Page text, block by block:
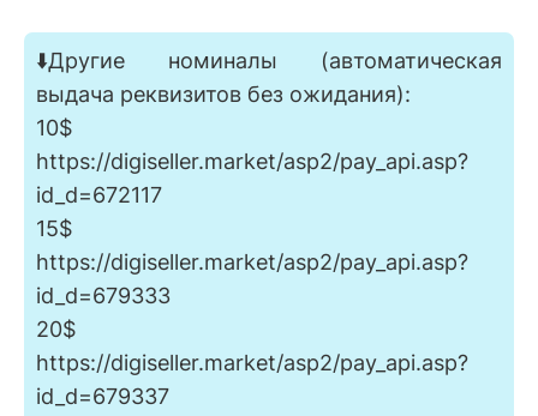
⬇️Другие номиналы (автоматическая
выдача реквизитов без ожидания):
10$
https://digiseller.market/asp2/pay_api.asp?
id_d=672117
15$
https://digiseller.market/asp2/pay_api.asp?
id_d=679333
20$
https://digiseller.market/asp2/pay_api.asp?
id_d=679337